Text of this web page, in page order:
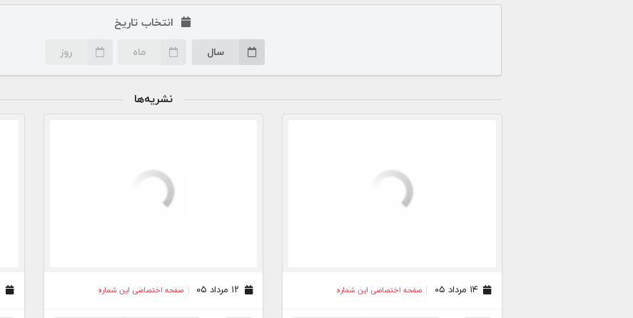
انتخاب تاریخ
سال ماه روز
نشریه‌ها
۱۴ مرداد ۰۵ صفحه اختصاصی این شماره صفحه اختصاصی این شماره